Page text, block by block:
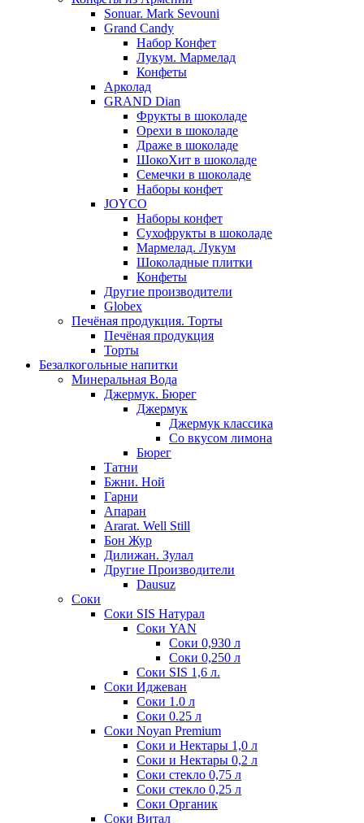
Sonuar. Mark Sevouni
Grand Candy
Набор Конфет
Лукум. Мармелад
Конфеты
Арколад
GRAND Dian
Фрукты в шоколаде
Орехи в шоколаде
Драже в шоколаде
ШокоХит в шоколаде
Семечки в шоколаде
Наборы конфет
JOYCO
Наборы конфет
Сухофрукты в шоколаде
Мармелад. Лукум
Шоколадные плитки
Конфеты
Другие производители
Globex
Печёная продукция. Торты
Печёная продукция
Торты
Безалкогольные напитки
Минеральная Вода
Джермук. Бюрег
Джермук
Джермук классика
Со вкусом лимона
Бюрег
Татни
Бжни. Ной
Гарни
Апаран
Ararat. Well Still
Бон Жур
Дилижан. Зулал
Другие Производители
Dausuz
Соки
Соки SIS Натурал
Соки YAN
Соки 0,930 л
Соки 0,250 л
Соки SIS 1,6 л.
Соки Иджеван
Соки 1.0 л
Соки 0.25 л
Соки Noyan Premium
Соки и Нектары 1,0 л
Соки и Нектары 0,2 л
Соки стекло 0,75 л
Соки стекло 0,25 л
Соки Органик
Соки Витал